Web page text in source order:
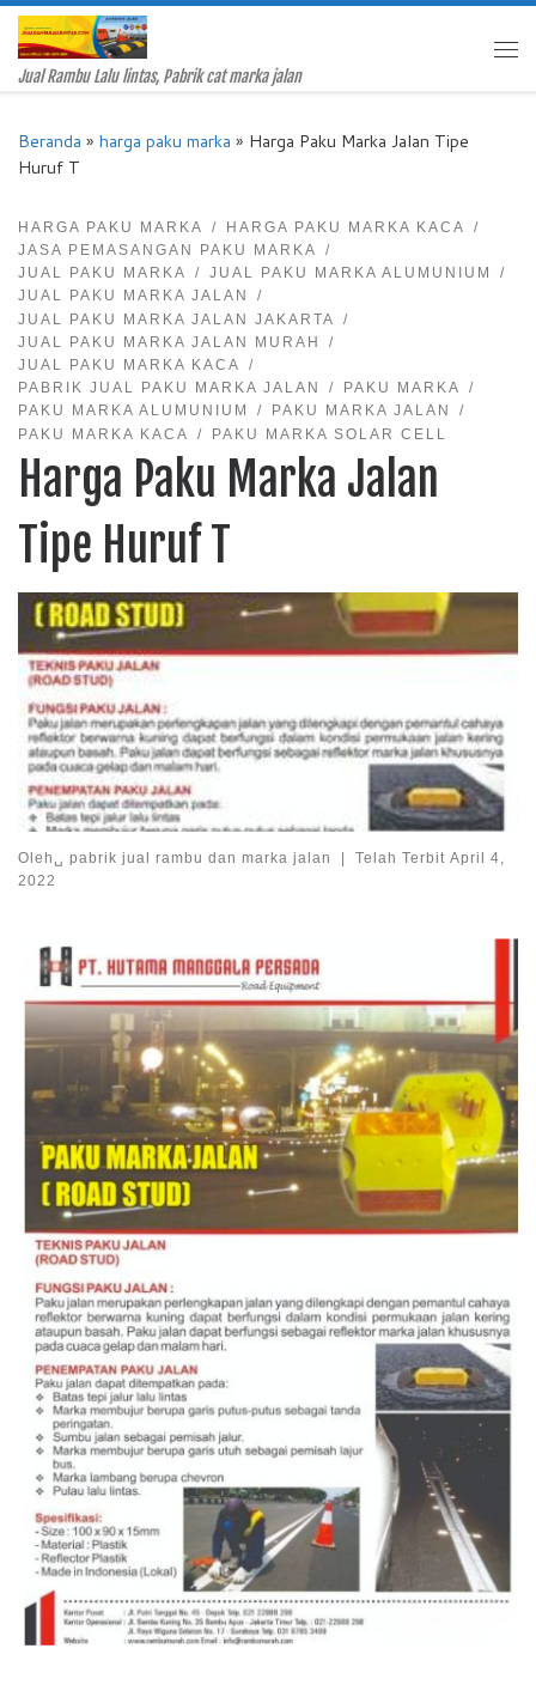
Skip to content
Jual Rambu Lalu lintas, Pabrik cat marka jalan
Beranda » harga paku marka » Harga Paku Marka Jalan Tipe
Huruf T
HARGA PAKU MARKA
HARGA PAKU MARKA KACA
JASA PEMASANGAN PAKU MARKA
JUAL PAKU MARKA
JUAL PAKU MARKA ALUMUNIUM
JUAL PAKU MARKA JALAN
JUAL PAKU MARKA JALAN JAKARTA
JUAL PAKU MARKA JALAN MURAH
JUAL PAKU MARKA KACA
PABRIK JUAL PAKU MARKA JALAN
PAKU MARKA
PAKU MARKA ALUMUNIUM
PAKU MARKA JALAN
PAKU MARKA KACA
PAKU MARKA SOLAR CELL
Harga Paku Marka Jalan
Tipe Huruf T
Oleh␣ pabrik jual rambu dan marka jalan | Telah Terbit April 4,
2022